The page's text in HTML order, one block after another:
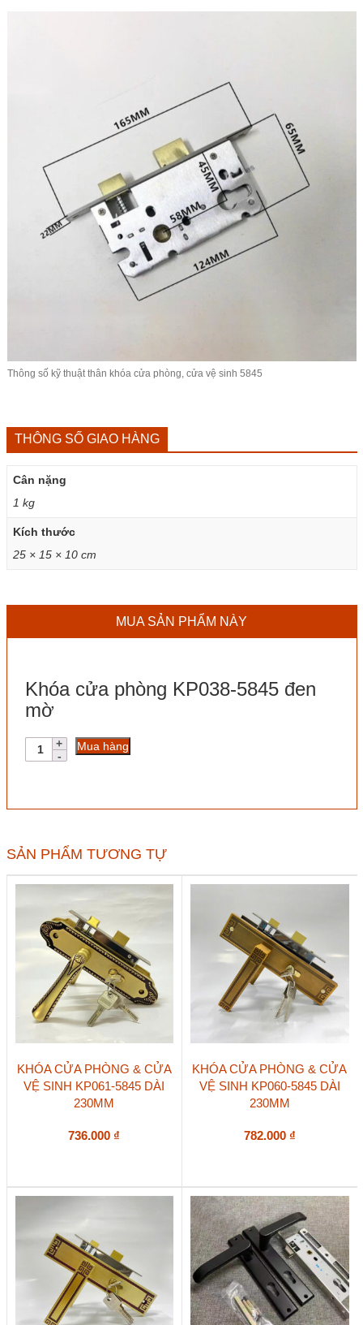
Thông số kỹ thuật thân khóa cửa phòng, cửa vệ sinh 5845
THÔNG SỐ GIAO HÀNG
Cân nặng
1 kg
Kích thước
25 × 15 × 10 cm
MUA SẢN PHẨM NÀY
Khóa cửa phòng KP038-5845 đen
mờ
Khóa
cửa
lượng
Mua hàng
SẢN PHẨM TƯƠNG TỰ
KHÓA CỬA PHÒNG & CỬA
VỆ SINH KP061-5845 DÀI
230MM
736.000 ₫
KHÓA CỬA PHÒNG & CỬA
VỆ SINH KP060-5845 DÀI
230MM
782.000 ₫